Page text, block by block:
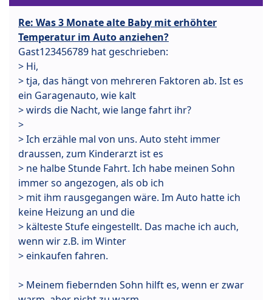
Re: Was 3 Monate alte Baby mit erhöhter
Temperatur im Auto anziehen?
Gast123456789 hat geschrieben:
> Hi,
> tja, das hängt von mehreren Faktoren ab. Ist es
ein Garagenauto, wie kalt
> wirds die Nacht, wie lange fahrt ihr?
>
> Ich erzähle mal von uns. Auto steht immer
draussen, zum Kinderarzt ist es
> ne halbe Stunde Fahrt. Ich habe meinen Sohn
immer so angezogen, als ob ich
> mit ihm rausgegangen wäre. Im Auto hatte ich
keine Heizung an und die
> kälteste Stufe eingestellt. Das mache ich auch,
wenn wir z.B. im Winter
> einkaufen fahren.
> Meinem fiebernden Sohn hilft es, wenn er zwar